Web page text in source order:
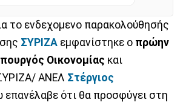
το ενδεχομενο παρακολούθησής
ΣΥΡΙΖΑ εμφανίστηκε ο πρώην
Οικονομίας και
ΑΝΕΛ Στέργιος
επανέλαβε ότι θα προσφύγει στη